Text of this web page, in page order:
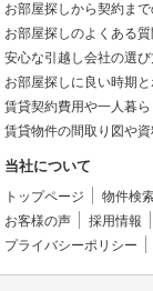
お部屋探しから契約ま
お部屋探しのよくある質
安心な引越し会社の選
お部屋探しに良い時期
賃貸契約費用や一人暮
賃貸物件の間取り図や
当社について
トップページ 物件検
お客様の声
採用情報
プライバシーポリシー